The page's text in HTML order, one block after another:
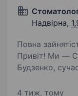
Надвірна,
Повна
Привіт! Ми —
Будзенко,
місці. Наша
4 тиж. тому